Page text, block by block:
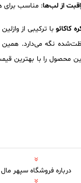
از لب‌ها: مناسب برای
کاکائوبا ترکیبی از
نگه می‌دارد. همین
محصول را با بهترین
درباره فروشگاه سپهر مال